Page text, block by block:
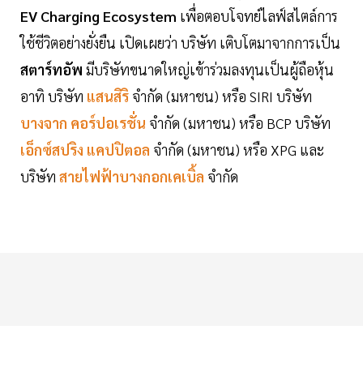
EV Charging Ecosystem เพื่อตอบโจทย์ไลฟ์สไตล์การ
ใช้ชีวิตอย่างยั่งยืน เปิดเผยว่า บริษัท เติบโตมาจากการเป็น
สตาร์ทอัพ มีบริษัทขนาดใหญ่เข้าร่วมลงทุนเป็นผู้ถือหุ้น
อาทิ บริษัท แสนสิริ จำกัด (มหาชน) หรือ SIRI บริษัท
บางจาก คอร์ปอเรชั่น จำกัด (มหาชน) หรือ BCP บริษัท
เอ็กซ์สปริง แคปปิตอล จำกัด (มหาชน) หรือ XPG และ
บริษัท สายไฟฟ้าบางกอกเคเบิ้ล จำกัด